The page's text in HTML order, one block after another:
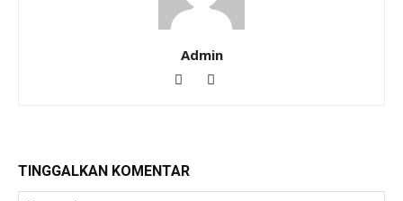
Admin
TINGGALKAN KOMENTAR